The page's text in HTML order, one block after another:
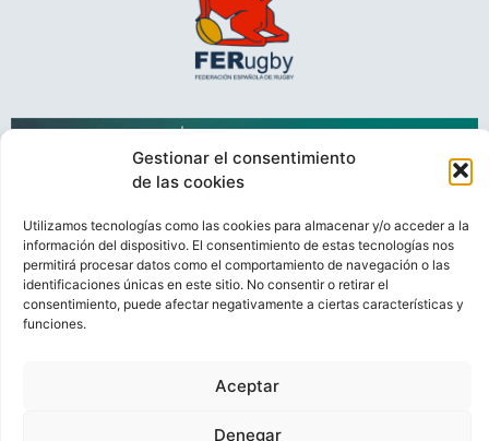
Gestionar el consentimiento
de las cookies
Utilizamos tecnologías como las cookies para almacenar y/o acceder a la
información del dispositivo. El consentimiento de estas tecnologías nos
permitirá procesar datos como el comportamiento de navegación o las
identificaciones únicas en este sitio. No consentir o retirar el
consentimiento, puede afectar negativamente a ciertas características y
funciones.
Aceptar
Denegar
VIDEOCONFERENCIASPOLÍTICA DE PRIVACIDAD
POLÍTICA DE COOKIESPOLÍTICA DE VENTASAVISO LEGAL
© FEDERACIÓN ESPAÑOLA DE RUGBY 2023.